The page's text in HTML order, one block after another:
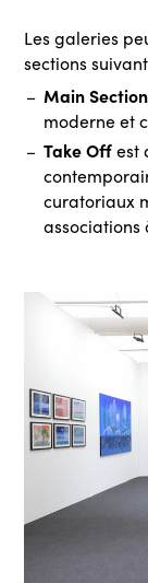
Les galeries
sections
Main Section
moderne et
Take Offest
curatoriaux
associations